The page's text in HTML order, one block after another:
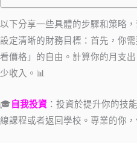
以下分享一些具體的步驟和策略
設定清晰的財務目標：首先，你
看價格」的自由。計算你的月支
少收入。📊
🎓 自我投資 ：投資於提升你的技
線課程或者返回學校。專業的你，